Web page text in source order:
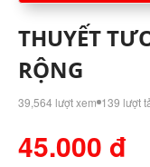
THUYẾT
RỘNG
39,564 lượt xem 139 lượt
45.000 đ